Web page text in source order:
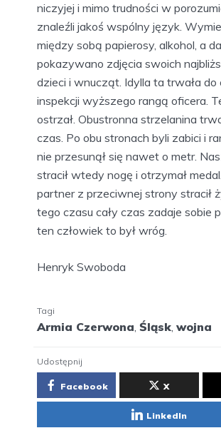
niczyjej i mimo trudności w
znaleźli jakoś wspólny język.
między sobą papierosy, alkohol, a
pokazywano zdjęcia swoich
dzieci i wnucząt. Idylla ta trwała do
inspekcji wyższego rangą oficera.
ostrzał. Obustronna strzelanina
czas. Po obu stronach byli zabici i
nie przesunął się nawet o metr.
stracił wtedy nogę i otrzymał
partner z przeciwnej strony stracił
tego czasu cały czas zadaje sobie
ten człowiek to był wróg.
Henryk Swoboda
Tagi
Armia Czerwona Śląsk wojna
Udostępnij
Facebook X
LinkedIn